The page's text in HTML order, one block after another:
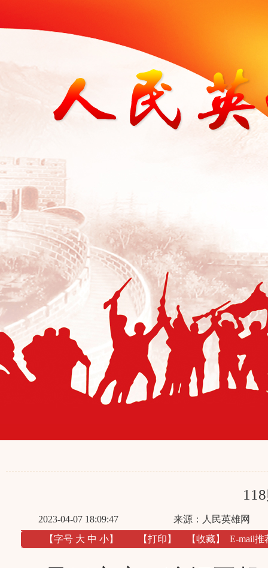
2023-04-07 18:09:47 来源：
人民英雄网
【字号 大 中 小】 【打印 】 【收藏】 E-mail推